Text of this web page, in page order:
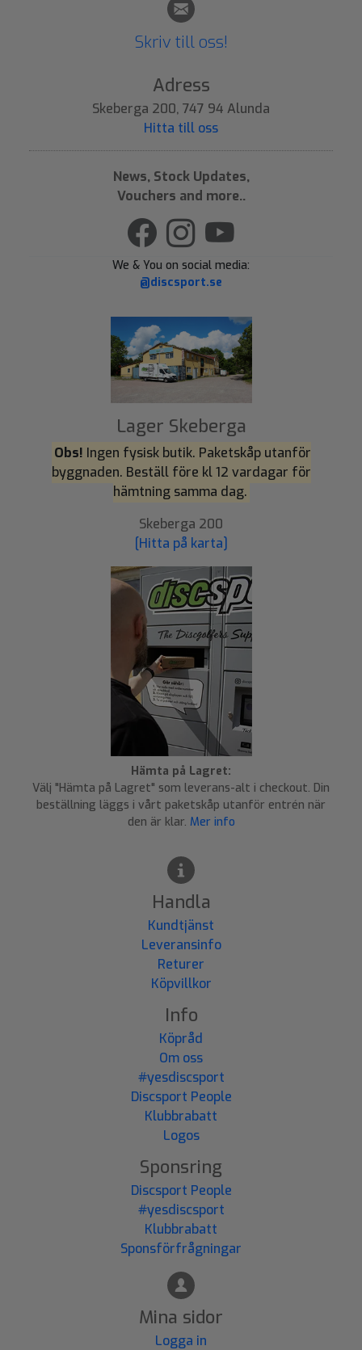
Skriv till oss!
Adress
Skeberga 200, 747 94 Alunda
Hitta till oss
News, Stock Updates,
Vouchers and more..
We & You on social media:
@discsport.se
Lager Skeberga
Obs! Ingen fysisk butik. Paketskåp utanför
byggnaden. Beställ före kl 12 vardagar för
hämtning samma dag.
Skeberga 200
[Hitta på karta]
Hämta på Lagret:
Välj "Hämta på Lagret" som leverans-alt i checkout. Din
beställning läggs i vårt paketskåp utanför entrén när
den är klar. Mer info
Handla
Kundtjänst
Leveransinfo
Returer
Köpvillkor
Info
Köpråd
Om oss
#yesdiscsport
Discsport People
Klubbrabatt
Logos
Sponsring
Discsport People
#yesdiscsport
Klubbrabatt
Sponsförfrågningar
Mina sidor
Logga in